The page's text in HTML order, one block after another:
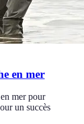
en mer
mer pour
un succès